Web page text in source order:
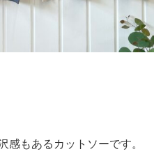
感もあるカットソーです。